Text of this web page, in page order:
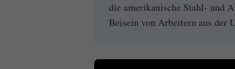
die amerikanische Stahl- und
Beisein von Arbeitern aus der